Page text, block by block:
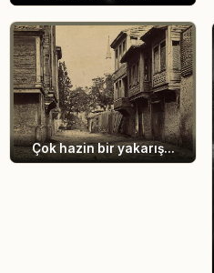
Çok hazin bir yakarış...